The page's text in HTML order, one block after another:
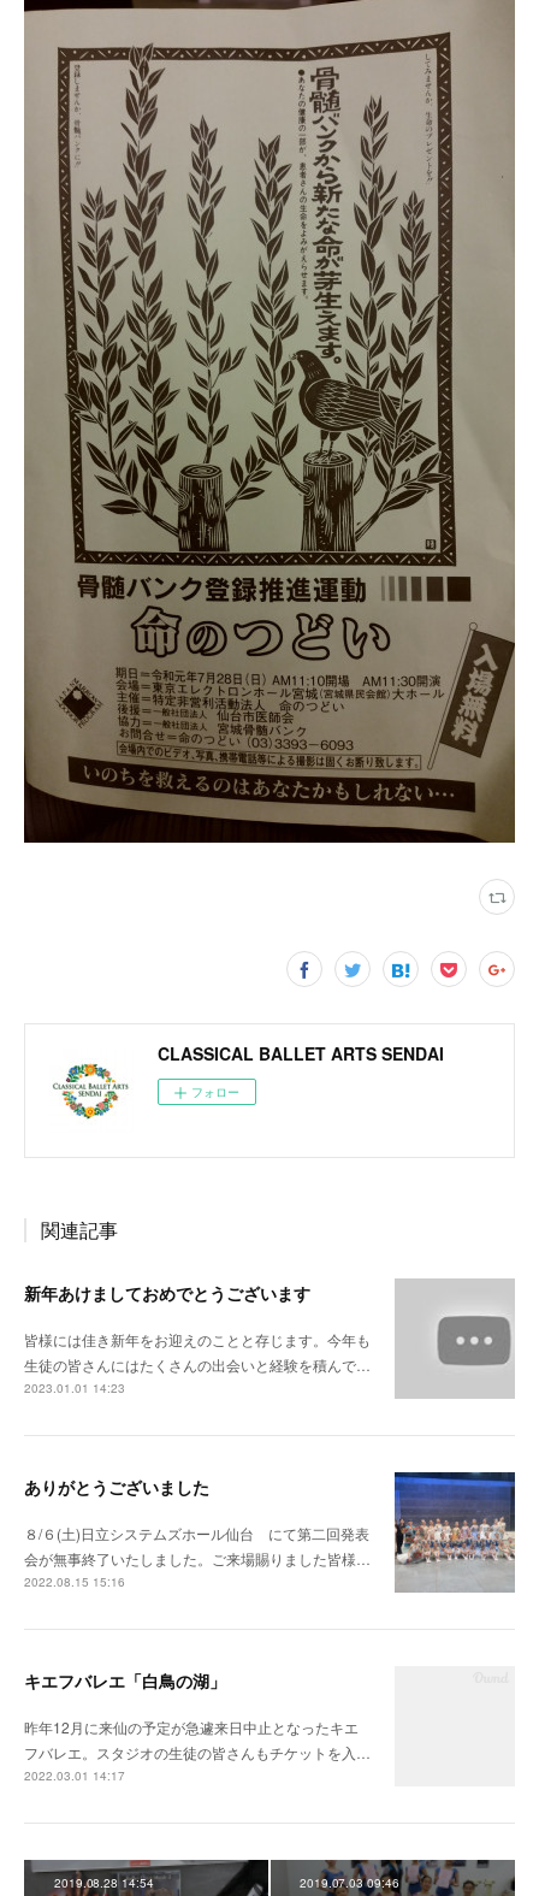
CLASSICAL BALLET ARTS SENDAI
フォロー
関連記事
新年あけましておめでとうございます
皆様には佳き新年をお迎えのことと存じます。今年も
生徒の皆さんにはたくさんの出会いと経験を積んで…
2023.01.01 14:23
ありがとうございました
８/６(土)日立システムズホール仙台 にて第二回発表
会が無事終了いたしました。ご来場賜りました皆様…
2022.08.15 15:16
キエフバレエ「白鳥の湖」
昨年12月に来仙の予定が急遽来日中止となったキエ
フバレエ。スタジオの生徒の皆さんもチケットを入…
2022.03.01 14:17
2019.08.28 14:54 2019.07.03 09:46